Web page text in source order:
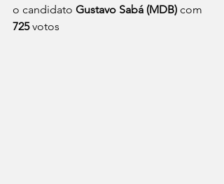
o candidato Gustavo Sabá (MDB) com
725 votos